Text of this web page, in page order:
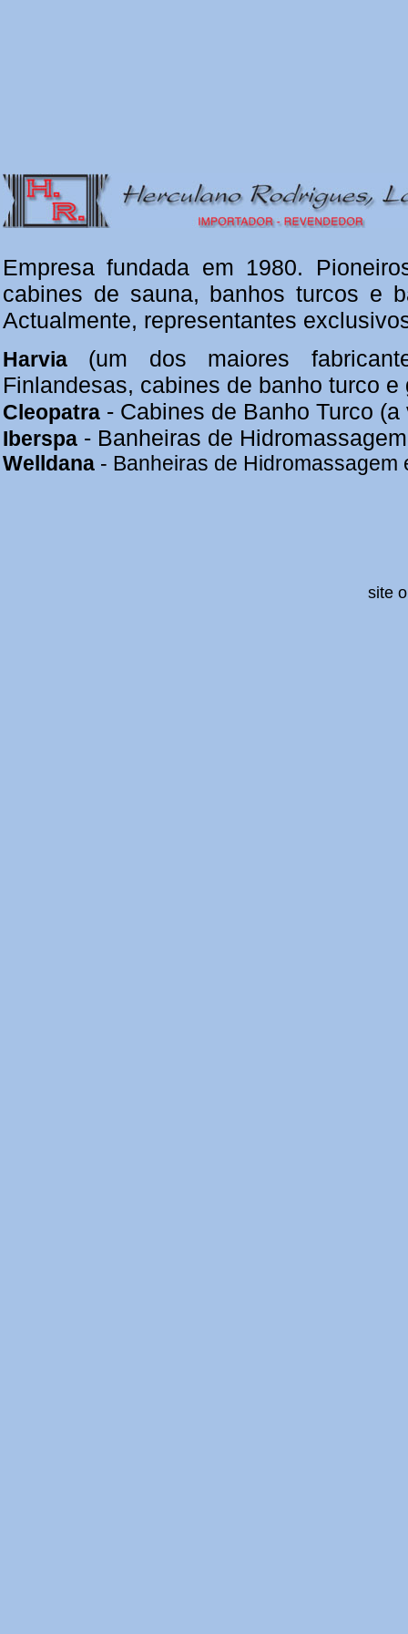
Empresa fundada em 1980.
cabines de sauna, banhos turcos e
Actualmente, representantes
Harvia (um dos maiores
Finlandesas, cabines de banho turco e
Cleopatra - Cabines de Banho Turco (a
Iberspa - Banheiras de
Welldana - Banheiras de Hidromassagem
site